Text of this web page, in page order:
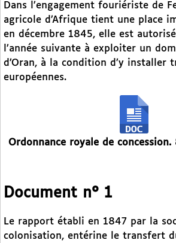
Dans l’engagement fouriériste de
agricole d’Afrique tient une place
en décembre 1845, elle est
l’année suivante à exploiter un
d’Oran, à la condition d’y installer
européennes.
Ordonnance royale de
Document n° 1
Le rapport établi en 1847 par la
colonisation, entérine le transfert